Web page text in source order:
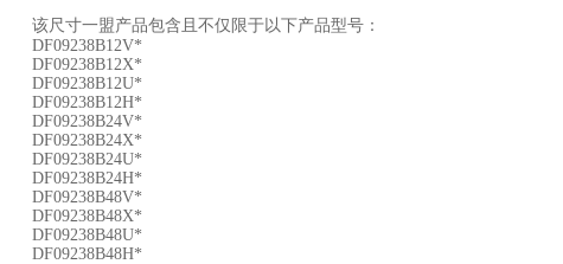
该尺寸一盟产品包含且不仅限于以下产品型号：
DF09238B12V*
DF09238B12X*
DF09238B12U*
DF09238B12H*
DF09238B24V*
DF09238B24X*
DF09238B24U*
DF09238B24H*
DF09238B48V*
DF09238B48X*
DF09238B48U*
DF09238B48H*